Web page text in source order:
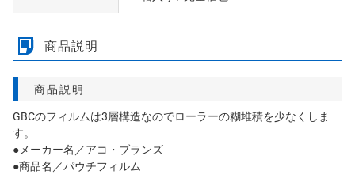
商品説明
商品説明
GBCのフィルムは3層構造なのでローラーの糊堆積を少なくしま
す。
●メーカー名／アコ・ブランズ
●商品名／パウチフィルム